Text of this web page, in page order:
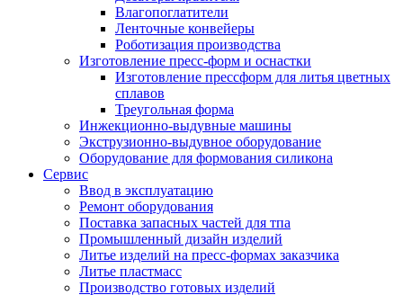
Влагопоглатители
Ленточные конвейеры
Роботизация производства
Изготовление пресс-форм и оснастки
Изготовление прессформ для литья цветных
сплавов
Треугольная форма
Инжекционно-выдувные машины
Экструзионно-выдувное оборудование
Оборудование для формования силикона
Сервис
Ввод в эксплуатацию
Ремонт оборудования
Поставка запасных частей для тпа
Промышленный дизайн изделий
Литье изделий на пресс-формах заказчика
Литье пластмасс
Производство готовых изделий